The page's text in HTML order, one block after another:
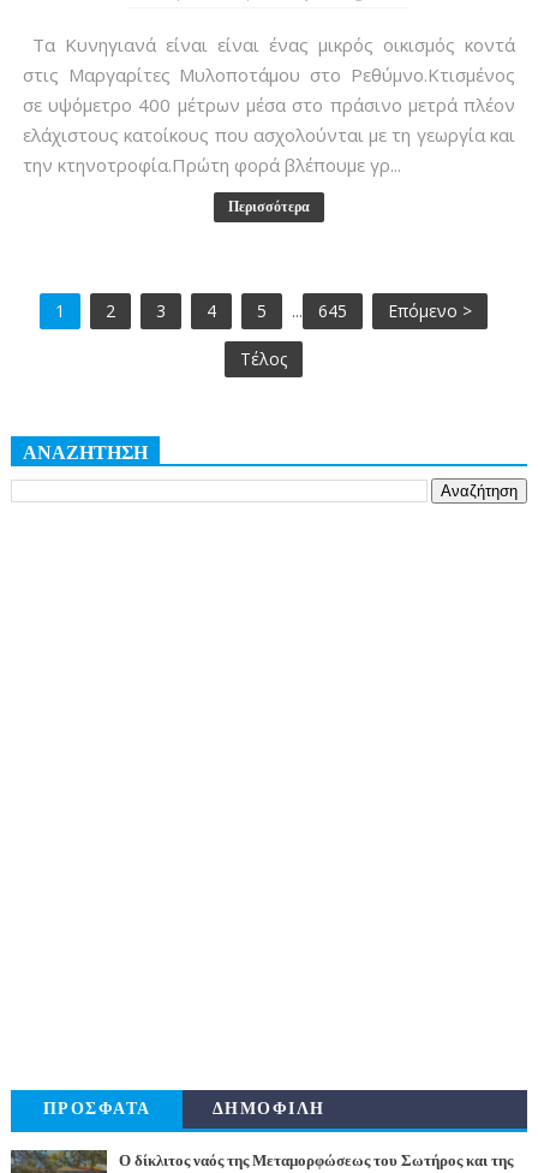
Τα Κυνηγιανά είναι είναι ένας μικρός οικισμός κοντά
στις Μαργαρίτες Μυλοποτάμου στο Ρεθύμνο.Κτισμένος
σε υψόμετρο 400 μέτρων μέσα στο πράσινο μετρά πλέον
ελάχιστους κατοίκους που ασχολούνται με τη γεωργία και
την κτηνοτροφία.Πρώτη φορά βλέπουμε γρ...
Περισσότερα
1 2 3 4 5 ... 645 Επόμενο >
Τέλος
ΑΝΑΖΗΤΗΣΗ
ΠΡΟΣΦΑΤΑ ΔΗΜΟΦΙΛΗ
Ο δίκλιτος ναός της Μεταμορφώσεως του Σωτήρος και της